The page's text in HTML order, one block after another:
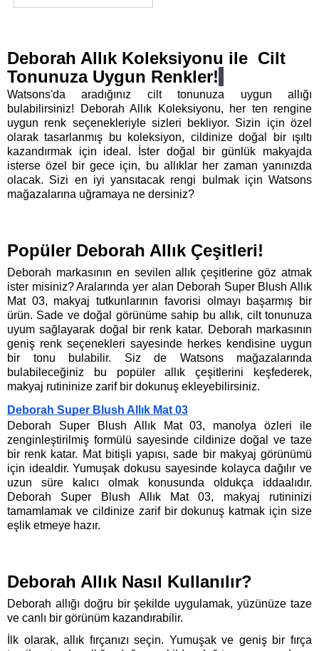
Deborah Allık Koleksiyonu ile  Cilt
Tonunuza Uygun Renkler!
Watsons'da aradığınız cilt tonunuza uygun allığı
bulabilirsiniz! Deborah Allık Koleksiyonu, her ten rengine
uygun renk seçenekleriyle sizleri bekliyor. Sizin için özel
olarak tasarlanmış bu koleksiyon, cildinize doğal bir ışıltı
kazandırmak için ideal. İster doğal bir günlük makyajda
isterse özel bir gece için, bu allıklar her zaman yanınızda
olacak. Sizi en iyi yansıtacak rengi bulmak için Watsons
mağazalarına uğramaya ne dersiniz?
Popüler Deborah Allık Çeşitleri!
Deborah markasının en sevilen allık çeşitlerine göz atmak
ister misiniz? Aralarında yer alan Deborah Super Blush Allık
Mat 03, makyaj tutkunlarının favorisi olmayı başarmış bir
ürün. Sade ve doğal görünüme sahip bu allık, cilt tonunuza
uyum sağlayarak doğal bir renk katar. Deborah markasının
geniş renk seçenekleri sayesinde herkes kendisine uygun
bir tonu bulabilir. Siz de Watsons mağazalarında
bulabileceğiniz bu popüler allık çeşitlerini keşfederek,
makyaj rutininize zarif bir dokunuş ekleyebilirsiniz.
Deborah Super Blush Allık Mat 03
Deborah Super Blush Allık Mat 03, manolya özleri ile
zenginleştirilmiş formülü sayesinde cildinize doğal ve taze
bir renk katar. Mat bitişli yapısı, sade bir makyaj görünümü
için idealdir. Yumuşak dokusu sayesinde kolayca dağılır ve
uzun süre kalıcı olmak konusunda oldukça iddaalıdır.
Deborah Super Blush Allık Mat 03, makyaj rutininizi
tamamlamak ve cildinize zarif bir dokunuş katmak için size
eşlik etmeye hazır.
Deborah Allık Nasıl Kullanılır?
Deborah allığı doğru bir şekilde uygulamak, yüzünüze taze
ve canlı bir görünüm kazandırabilir.
İlk olarak, allık fırçanızı seçin. Yumuşak ve geniş bir fırça